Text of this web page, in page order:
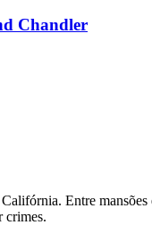
Chandler
Entre
crimes.